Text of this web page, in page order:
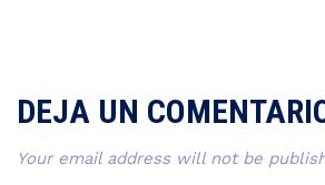
DEJA UN
Your email address will not be